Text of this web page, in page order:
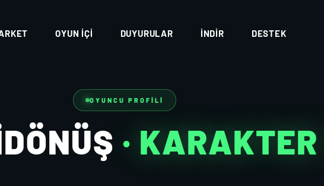
OYUN İÇI DUYURULAR İNDIR DESTEK
OYUNCU PROFILI
· KARAKTER